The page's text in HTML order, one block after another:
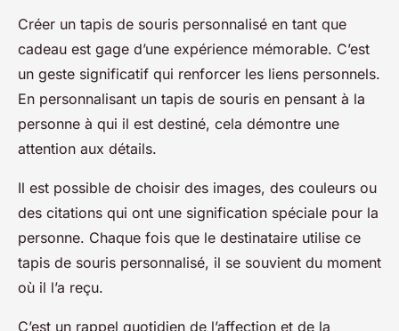
Créer un tapis de souris personnalisé en tant que
cadeau est gage d’une expérience mémorable. C’est
un geste significatif qui renforcer les liens personnels.
En personnalisant un tapis de souris en pensant à la
personne à qui il est destiné, cela démontre une
attention aux détails.
Il est possible de choisir des images, des couleurs ou
des citations qui ont une signification spéciale pour la
personne. Chaque fois que le destinataire utilise ce
tapis de souris personnalisé, il se souvient du moment
où il l’a reçu.
C’est un rappel quotidien de l’affection et de la